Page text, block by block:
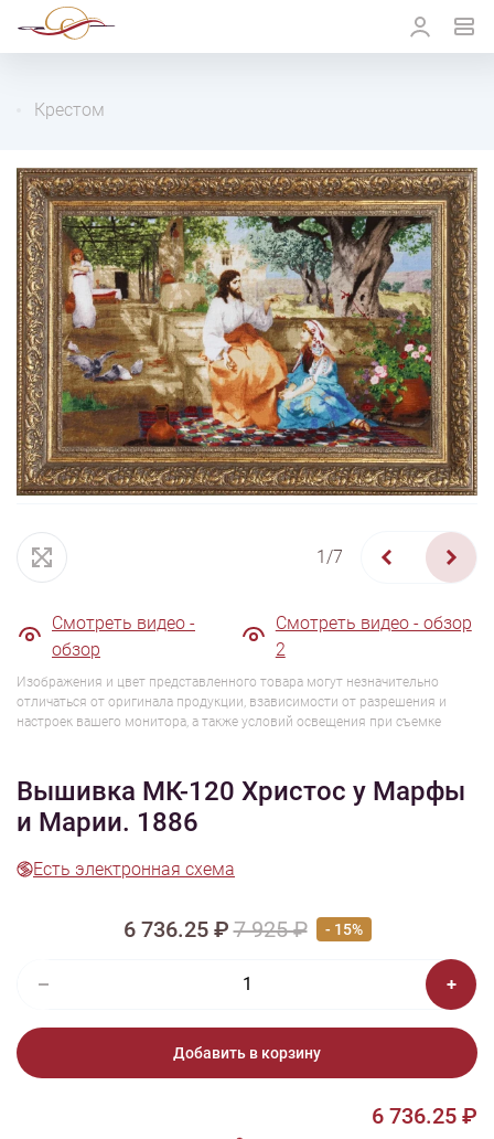
Крестом
1/7
Смотреть видео -
обзор
Смотреть видео - обзор
2
Изображения и цвет представленного товара могут незначительно
отличаться от оригинала продукции, взависимости от разрешения и
настроек вашего монитора, а также условий освещения при съемке
Вышивка МК-120 Христос у Марфы
и Марии. 1886
Есть электронная схема
6 736.25 ₽7 925 ₽ - 15%
Добавить в корзину
6 736.25 ₽